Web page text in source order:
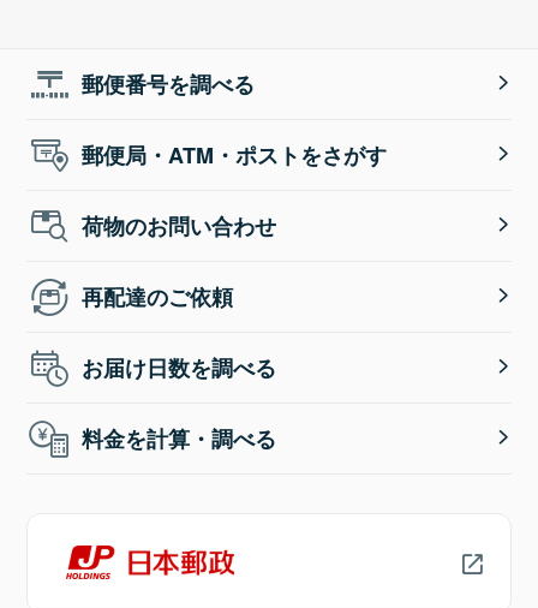
郵便番号を調べる
郵便局・ATM・ポストをさがす
荷物のお問い合わせ
再配達のご依頼
お届け日数を調べる
料金を計算・調べる